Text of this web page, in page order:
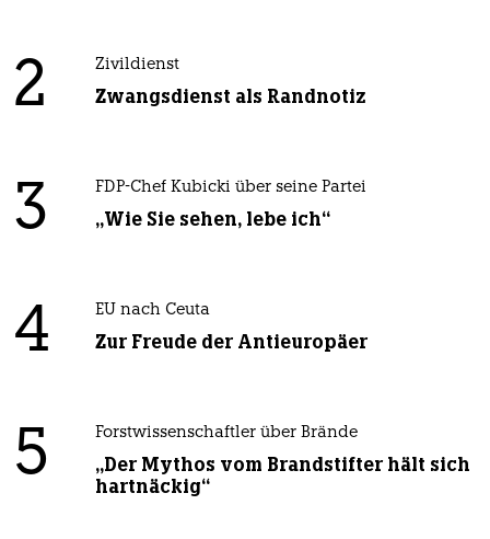
2 Zivildienst
Zwangsdienst als Randnotiz
3 FDP-Chef Kubicki über seine Partei
„Wie Sie sehen, lebe ich“
4 EU nach Ceuta
Zur Freude der Antieuropäer
5 Forstwissenschaftler über Brände
„Der Mythos vom Brandstifter hält sich
hartnäckig“